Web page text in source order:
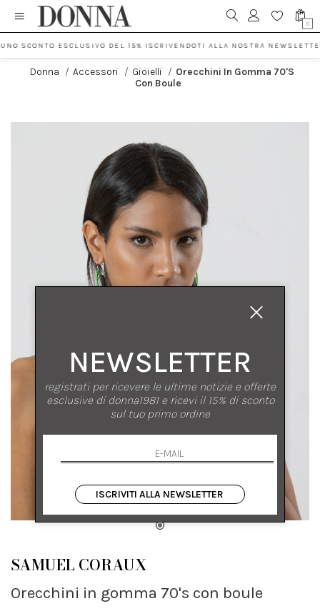
0
SCONTO ESCLUSIVO DEL 15% ISCRIVENDOTI ALLA NOSTRA
Donna / Accessori / Gioielli / Orecchini In Gomma 70's
Con Boule
SAMUEL CORAUX
Orecchini in gomma 70's con boule
NEWSLETTER
registrati per ricevere le ultime notizie e offerte
esclusive di donna1981 e ricevi il 15% di sconto
sul tuo primo ordine
ISCRIVITI ALLA NEWSLETTER